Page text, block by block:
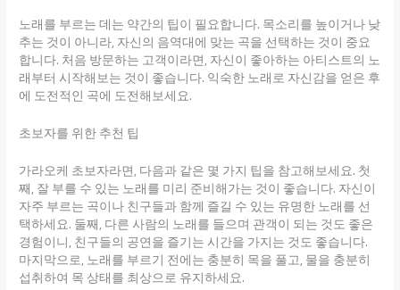
노래를 부르는 데는 약간의 팁이 필요합니다. 목소리를 높이거나 낮
추는 것이 아니라, 자신의 음역대에 맞는 곡을 선택하는 것이 중요
합니다. 처음 방문하는 고객이라면, 자신이 좋아하는 아티스트의 노
래부터 시작해보는 것이 좋습니다. 익숙한 노래로 자신감을 얻은 후
에 도전적인 곡에 도전해보세요.
초보자를 위한 추천 팁
가라오케 초보자라면, 다음과 같은 몇 가지 팁을 참고해보세요. 첫
째, 잘 부를 수 있는 노래를 미리 준비해가는 것이 좋습니다. 자신이
자주 부르는 곡이나 친구들과 함께 즐길 수 있는 유명한 노래를 선
택하세요. 둘째, 다른 사람의 노래를 들으며 관객이 되는 것도 좋은
경험이니, 친구들의 공연을 즐기는 시간을 가지는 것도 좋습니다.
마지막으로, 노래를 부르기 전에는 충분히 목을 풀고, 물을 충분히
섭취하여 목 상태를 최상으로 유지하세요.